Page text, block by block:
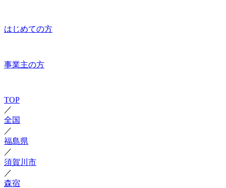
はじめての方
事業主の方
TOP
／
全国
／
福島県
／
須賀川市
／
森宿